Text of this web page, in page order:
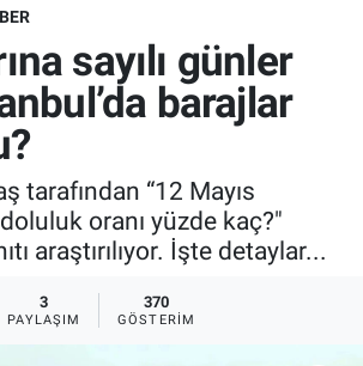
sayılı günler
barajlar
tarafından “12 Mayıs
oranı yüzde kaç?"
araştırılıyor. İşte detaylar...
3
PAYLAŞIM
370
GÖSTERIM
Evreni
Durumu ve Fikstür